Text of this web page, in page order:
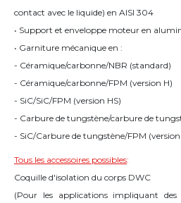
contact avec le liquide) en AISI 304
• Support et enveloppe moteur en
• Garniture mécanique en :
- Céramique/carbonne/NBR (standard)
- Céramique/carbonne/FPM (version H)
- SiC/SiC/FPM (version HS)
- Carbure de tungstène/carbure de
- SiC/Carbure de tungstène/FPM (version
Tous les accessoires possibles:
Coquille d'isolation du corps DWC
(Pour les applications impliquant